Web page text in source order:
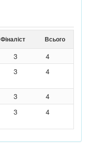
Фіналіст Всього
3
4
3 4
3
4
3 4